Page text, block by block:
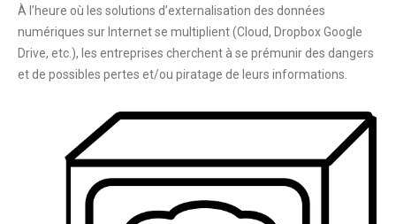
À l’heure où les solutions d’externalisation des données
numériques sur Internet se multiplient (Cloud, Dropbox Google
Drive, etc.), les entreprises cherchent à se prémunir des dangers
et de possibles pertes et/ou piratage de leurs informations.